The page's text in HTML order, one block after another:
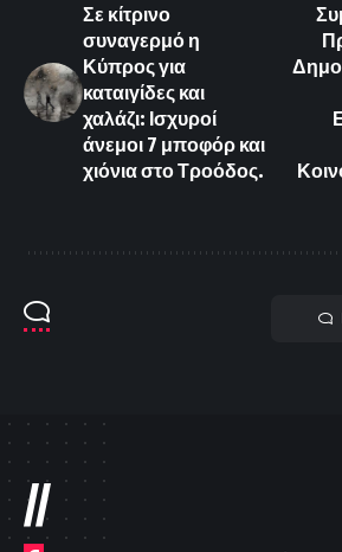
Σε κίτρινο
συναγερμό η
Κύπρος για
καταιγίδες και
χαλάζι: Ισχυροί
άνεμοι 7 μποφόρ και
χιόνια στο Τροόδος.
//